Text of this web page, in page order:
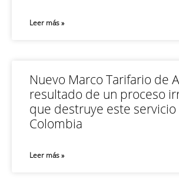
Leer más »
Nuevo Marco Tarifario de
resultado de un proceso
que destruye este servicio
Colombia
Leer más »